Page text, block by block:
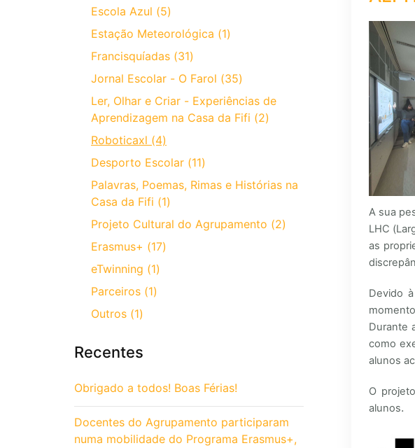
Escola Azul (5)
Estação Meteorológica (1)
Francisquíadas (31)
Jornal Escolar - O Farol (35)
Ler, Olhar e Criar - Experiências de
Aprendizagem na Casa da Fifi (2)
Roboticaxl (4)
Desporto Escolar (11)
Palavras, Poemas, Rimas e Histórias na
Casa da Fifi (1)
Projeto Cultural do Agrupamento (2)
Erasmus+ (17)
eTwinning (1)
Parceiros (1)
Outros (1)
Recentes
Obrigado a todos! Boas Férias!
Docentes do Agrupamento participaram
numa mobilidade do Programa Erasmus+,
A sua
LHC
as
Devido
Durante
como
alunos
O
alunos.